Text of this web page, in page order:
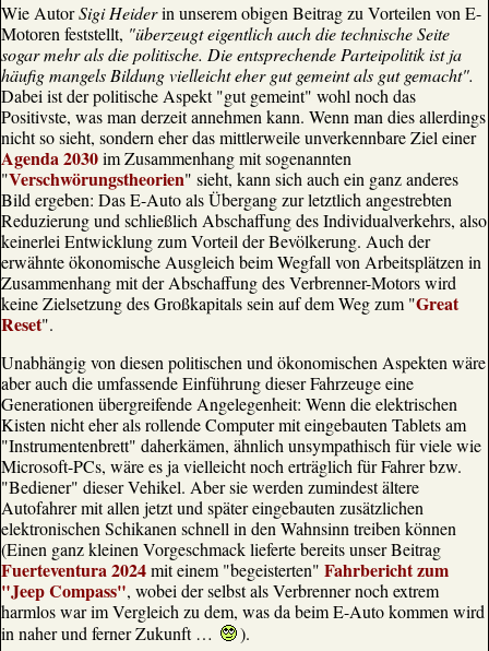
Wie AutorSigi Heiderin unserem obigen Beitrag zu Vorteilen von E-
Motoren feststellt, "überzeugt eigentlich auch die technische Seite
sogar mehr als die politische. Die entsprechende Parteipolitik ist ja
häufig mangels Bildung vielleicht eher gut gemeint als gut gemacht".
Dabei ist der politische Aspekt "gut gemeint" wohl noch das
Positivste, was man derzeit annehmen kann. Wenn man dies allerdings
nicht so sieht, sondern eher das mittlerweile unverkennbare Ziel einer
Agenda 2030im Zusammenhang mit sogenannten
"Verschwörungstheorien" sieht, kann sich auch ein ganz anderes
Bild ergeben: Das E-Auto als Übergang zur letztlich angestrebten
Reduzierung und schließlich Abschaffung des Individualverkehrs, also
keinerlei Entwicklung zum Vorteil der Bevölkerung. Auch der
erwähnte ökonomische Ausgleich beim Wegfall von Arbeitsplätzen in
Zusammenhang mit der Abschaffung des Verbrenner-Motors wird
keine Zielsetzung des Großkapitals sein auf dem Weg zum "Great
Reset".
Unabhängig von diesen politischen und ökonomischen Aspekten wäre
aber auch die umfassende Einführung dieser Fahrzeuge eine
Generationen übergreifende Angelegenheit: Wenn die elektrischen
Kisten nicht eher als rollende Computer mit eingebauten Tablets am
"Instrumentenbrett" daherkämen, ähnlich unsympathisch für viele wie
Microsoft-PCs, wäre es ja vielleicht noch erträglich für Fahrer bzw.
"Bediener" dieser Vehikel. Aber sie werden zumindest ältere
Autofahrer mit allen jetzt und später eingebauten zusätzlichen
elektronischen Schikanen schnell in den Wahnsinn treiben können
(Einen ganz kleinen Vorgeschmack lieferte bereits unser Beitrag
Fuerteventura 2024mit einem "begeisterten" Fahrbericht zum
"Jeep Compass", wobei der selbst als Verbrenner noch extrem
harmlos war im Vergleich zu dem, was da beim E-Auto kommen wird
in naher und ferner Zukunft …
).